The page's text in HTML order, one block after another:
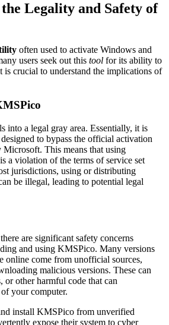
Legality and Safety of
often used to activate Windows and
users seek out this tool for its ability to
is crucial to understand the implications of
into a legal gray area. Essentially, it is
to bypass the official activation
Microsoft. This means that using
is a violation of the terms of service set
jurisdictions, using or distributing
be illegal, leading to potential legal
are significant safety concerns
and using KMSPico. Many versions
online come from unofficial sources,
malicious versions. These can
or other harmful code that can
your computer.
install KMSPico from unverified
expose their system to cyber